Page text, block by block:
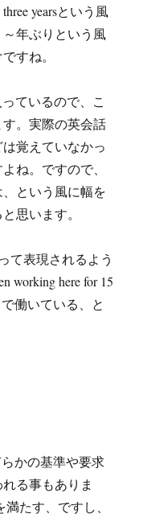
yearsという風
年ぶりという風
すね。
ているので、こ
。実際の英会話
覚えていなかっ
ね。ですので、
という風に幅を
思います。
て表現されるよう
working here for 15
働いている、と
かの基準や要求
る事もありま
満たす、ですし、